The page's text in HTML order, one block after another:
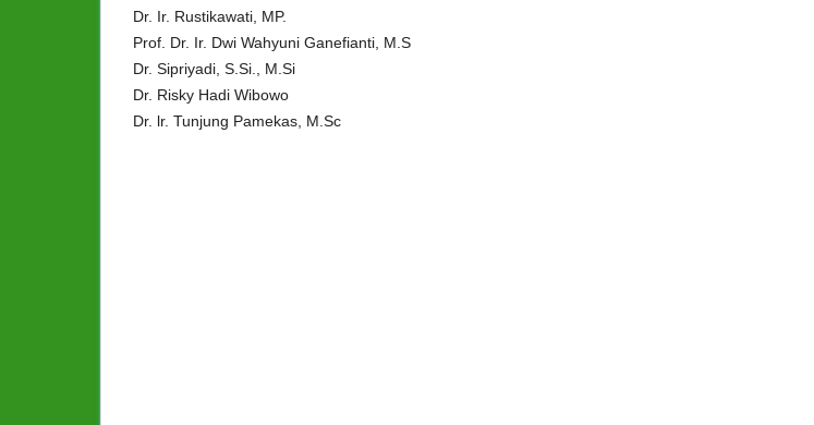
Dr. Ir. Rustikawati, MP.
Prof. Dr. Ir. Dwi Wahyuni Ganefianti, M.S
Dr. Sipriyadi, S.Si., M.Si
Dr. Risky Hadi Wibowo
Dr. lr. Tunjung Pamekas, M.Sc